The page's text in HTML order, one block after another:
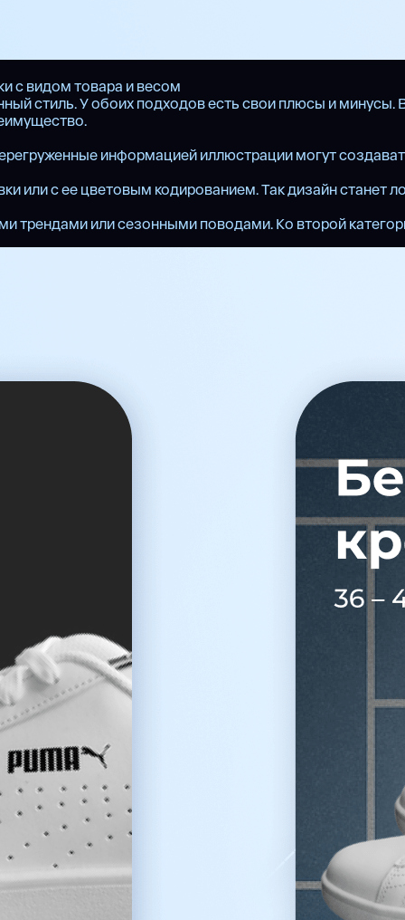
с видом товара и весом
стиль. У обоих подходов есть свои плюсы и
информацией иллюстрации могут
или с ее цветовым кодированием. Так дизайн
трендами или сезонными поводами. Ко второй